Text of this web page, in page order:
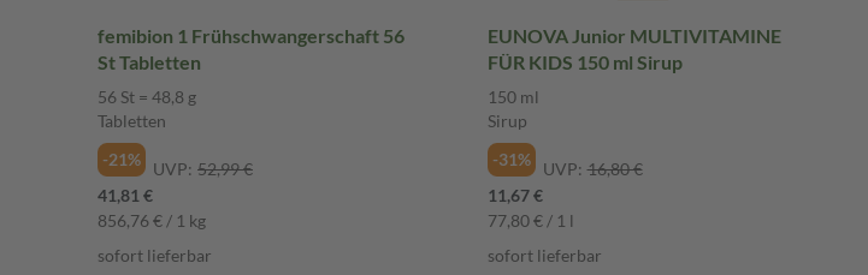
femibion 1 Frühschwangerschaft 56
St Tabletten
56 St = 48,8 g
Tabletten
-21%
UVP: 52,99 €
41,81 €
856,76 € / 1 kg
sofort lieferbar
EUNOVA Junior MULTIVITAMINE
FÜR KIDS 150 ml Sirup
150 ml
Sirup
-31%
UVP: 16,80 €
11,67 €
77,80 € / 1 l
sofort lieferbar